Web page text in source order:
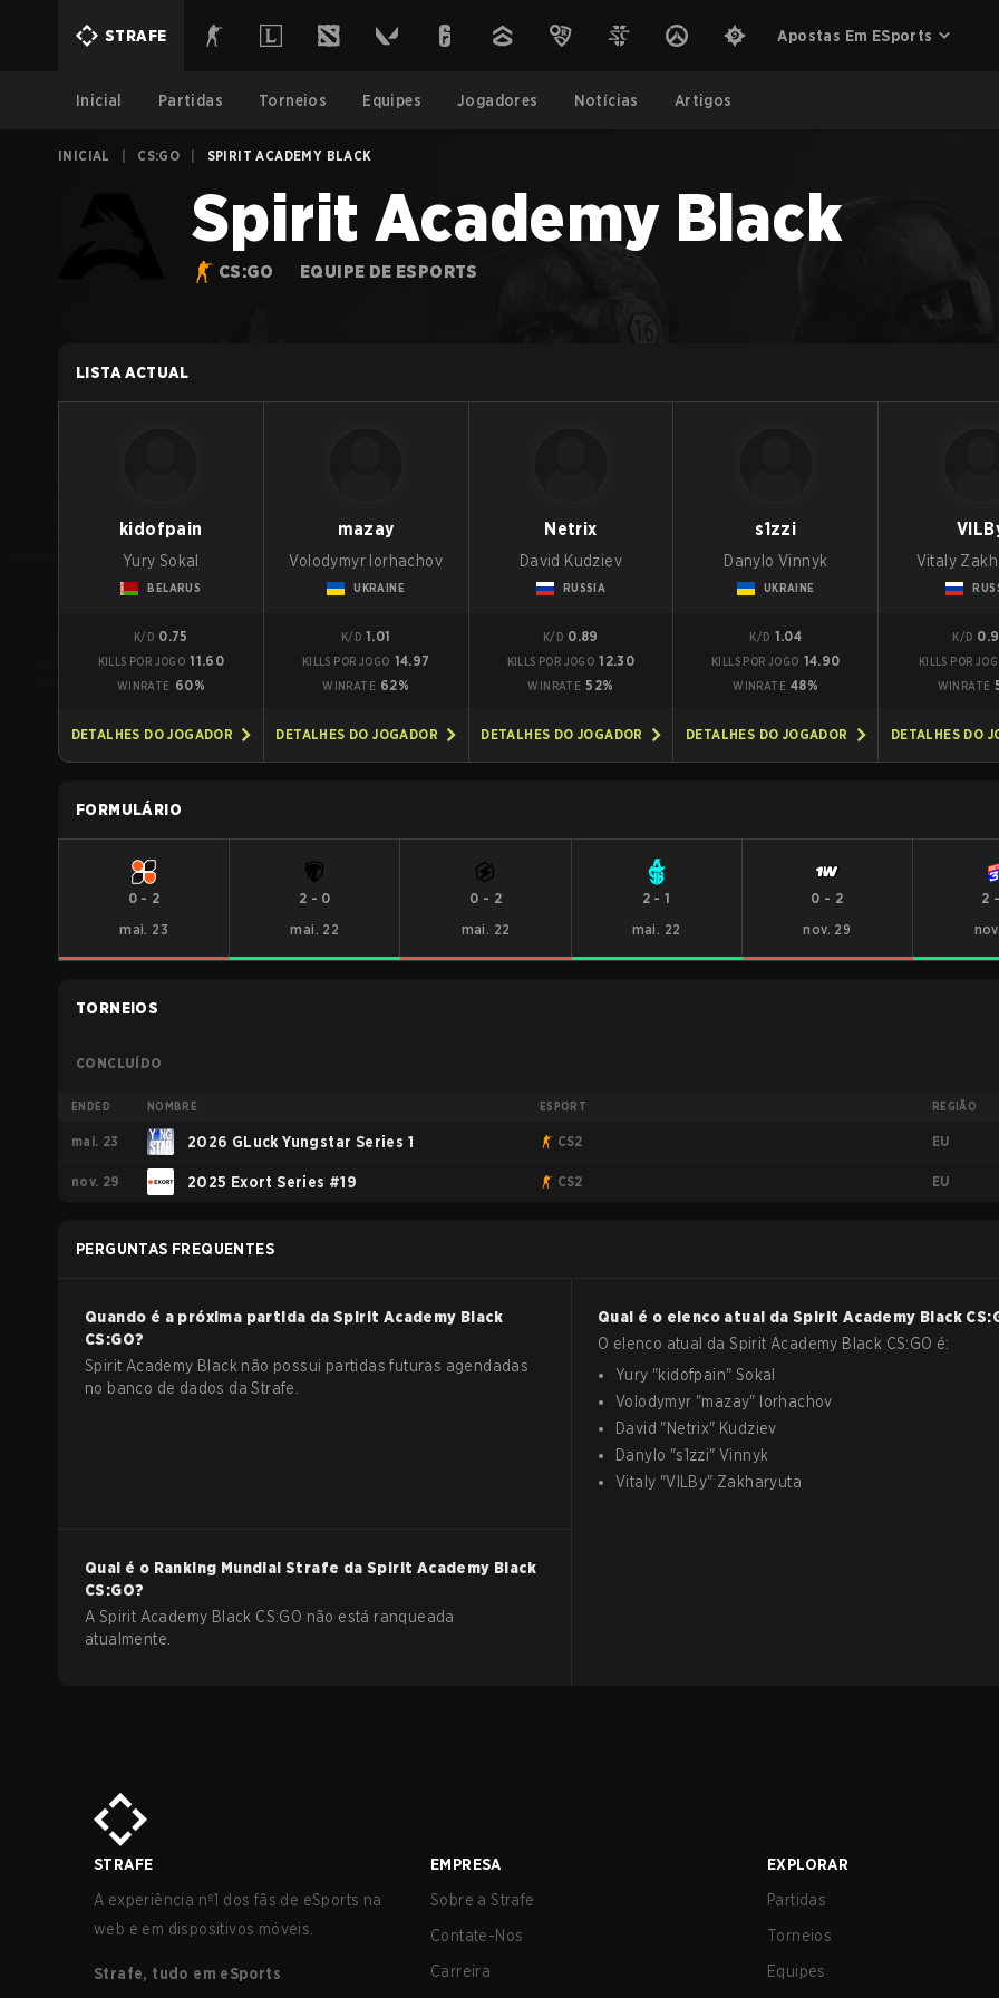
STRAFE Apostas Em ESports
Inicial Partidas Torneios Equipes Jogadores Notícias Artigos
INICIAL CS:GO SPIRIT ACADEMY BLACK
Spirit Academy Black
CS:GO EQUIPE DE ESPORTS
LISTA ACTUAL
kidofpain
Yury Sokal
BELARUS
K/D 0.75
KILLS POR JOGO 11.60
WINRATE 60%
DETALHES DO JOGADOR
mazay
Volodymyr Iorhachov
UKRAINE
K/D 1.01
KILLS POR JOGO 14.97
WINRATE 62%
DETALHES DO JOGADOR
Netrix
David Kudziev
RUSSIA
K/D 0.89
KILLS POR JOGO 12.30
WINRATE 52%
DETALHES DO JOGADOR
s1zzi
Danylo Vinnyk
UKRAINE
K/D 1.04
KILLS POR JOGO 14.90
WINRATE 48%
DETALHES DO JOGADOR
Vitaly
K/D
KILLS POR
WINRATE
DETALHES DO
FORMULÁRIO
0- 2
mai. 23
2 - 0
mai. 22
0 - 2
mai. 22
2 -1
mai. 22
0 - 2
nov. 29
2
TORNEIOS
CONCLUÍDO
ENDED NOMBRE ESPORT REGIÃO
mai. 23 2026 GLuck Yungstar Series 1 CS2 EU
nov. 29 2025 Exort Series #19 CS2 EU
PERGUNTAS FREQUENTES
Quando é a próxima partida da Spirit Academy Black
CS:GO?
Spirit Academy Black não possui partidas futuras agendadas
no banco de dados da Strafe.
Qual é o elenco atual da Spirit Academy Black
O elenco atual daSpirit Academy Black CS:GO é:
Yury "kidofpain" Sokal
Volodymyr "mazay" Iorhachov
David "Netrix" Kudziev
Danylo "s1zzi"Vinnyk
Vitaly "VILBy" Zakharyuta
Qual é o Ranking Mundial Strafe da Spirit Academy Black
CS:GO?
A Spirit Academy Black CS:GO não está ranqueada
atualmente.
STRAFE
A experiência nº1 dos fãs de eSports na
web e em dispositivos móveis.
Strafe, tudo em eSports
EMPRESA
Sobre a Strafe
Contate-Nos
Carreira
EXPLORAR
Partidas
Torneios
Equipes